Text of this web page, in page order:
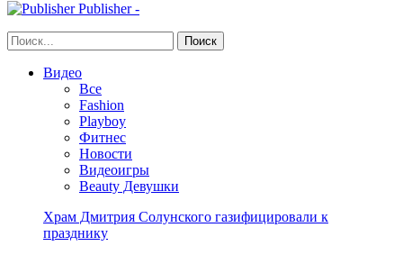
Publisher -
Видео
Все
Fashion
Playboy
Фитнес
Новости
Видеоигры
Beauty Девушки
Храм Дмитрия Солунского газифицировали к
празднику